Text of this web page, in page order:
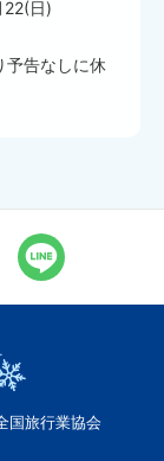
日)
予告なしに休
国旅行業協会